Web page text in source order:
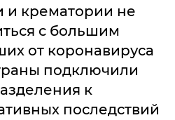
и крематории не
с большим
от коронавируса
подключили
к
последствий